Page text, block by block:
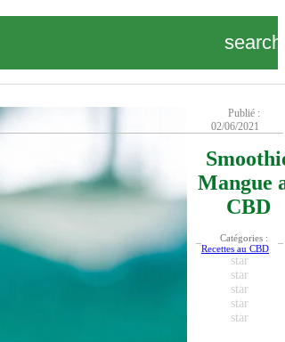
search
Publié :
02/06/2021
Mangue
CBD
Catégories :
Recettes au CBD
star
star
star
star
star